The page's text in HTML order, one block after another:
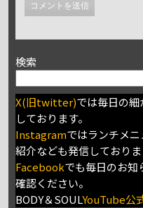
検索
X(旧twitter)では毎日の
しております。
Instagramではランチメ
紹介なども発信しておりま
Facebookでも毎日のお知
確認ください。
BODY＆SOULYouTube公